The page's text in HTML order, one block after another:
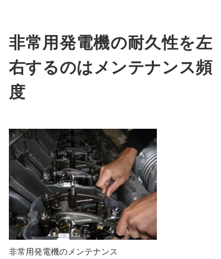
非常用発電機の耐久性を左
右するのはメンテナンス頻
度
非常用発電機のメンテナンス